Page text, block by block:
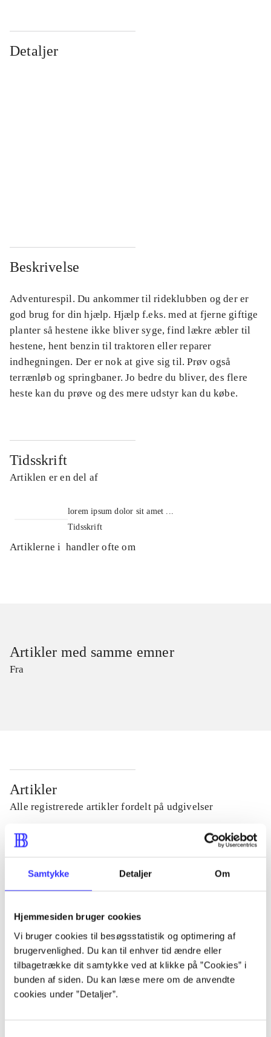
Samtykke Detaljer Om
Hjemmesiden bruger cookies
Vi bruger cookies til besøgsstatistik og optimering af
brugervenlighed. Du kan til enhver tid ændre eller
tilbagetrække dit samtykke ved at klikke på ”Cookies” i
bunden af siden. Du kan læse mere om de anvendte
cookies under ”Detaljer”.
Detaljer
Beskrivelse
Adventurespil. Du ankommer til rideklubben og der er
god brug for din hjælp. Hjælp f.eks. med at fjerne giftige
planter så hestene ikke bliver syge, find lækre æbler til
hestene, hent benzin til traktoren eller reparer
indhegningen. Der er nok at give sig til. Prøv også
terrænløb og springbaner. Jo bedre du bliver, des flere
heste kan du prøve og des mere udstyr kan du købe.
Tidsskrift
Artiklen er en del af
lorem ipsum dolor sit amet ...
Tidsskrift
Artiklerne i handler ofte om
Artikler med samme emner
Fra
Artikler
Alle registrerede artikler fordelt på udgivelser
...
...
...